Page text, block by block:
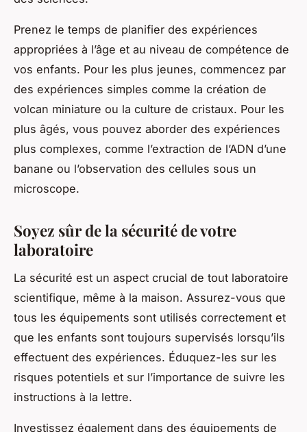
Prenez le temps de planifier des expériences
appropriées à l’âge et au niveau de compétence de
vos enfants. Pour les plus jeunes, commencez par
des expériences simples comme la création de
volcan miniature ou la culture de cristaux. Pour les
plus âgés, vous pouvez aborder des expériences
plus complexes, comme l’extraction de l’ADN d’une
banane ou l’observation des cellules sous un
microscope.
Soyez sûr de la sécurité de votre
laboratoire
La sécurité est un aspect crucial de tout laboratoire
scientifique, même à la maison. Assurez-vous que
tous les équipements sont utilisés correctement et
que les enfants sont toujours supervisés lorsqu’ils
effectuent des expériences. Éduquez-les sur les
risques potentiels et sur l’importance de suivre les
instructions à la lettre.
Investissez également dans des équipements de